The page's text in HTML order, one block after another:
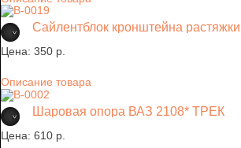
Сайлентблок кронштейна
Цена: 350 p.
Описание товара
Шаровая опора ВАЗ 2108* ТРЕК
Цена: 610 p.